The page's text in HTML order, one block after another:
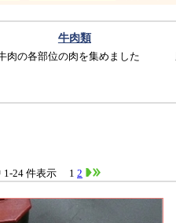
牛肉類
肉の各部位の肉を集めました
1-24 件表示 1 2